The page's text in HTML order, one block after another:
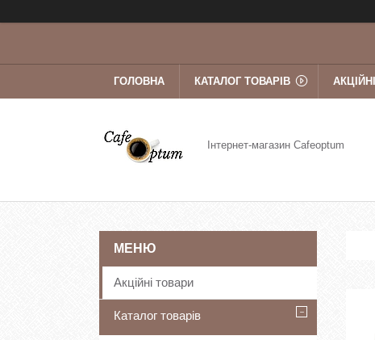
ГОЛОВНА КАТАЛОГ ТОВАРІВ
Інтернет-магазин Cafeoptum
Акційні товари
Каталог товарів